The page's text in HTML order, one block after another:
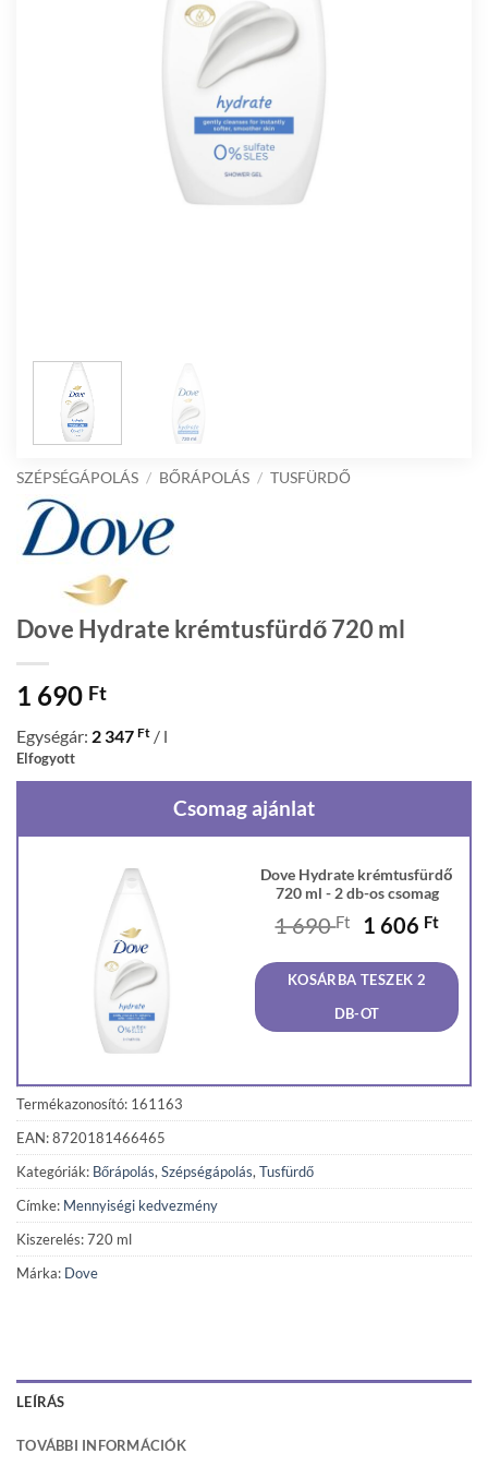
SZÉPSÉGÁPOLÁS / BŐRÁPOLÁS / TUSFÜRDŐ
Dove Hydrate krémtusfürdő 720 ml
1 690 Ft
Egységár: 2 347 Ft / l
Elfogyott
Csomag ajánlat
Dove Hydrate krémtusfürdő
720 ml - 2 db-os csomag
1 690Ft
Original
was:
1
690 Ft.
1 606 Ft
is:
606
KOSÁRBA TESZEK 2
DB-OT
Termékazonosító: 161163
EAN: 8720181466465
Kategóriák: Bőrápolás, Szépségápolás, Tusfürdő
Címke: Mennyiségi kedvezmény
Kiszerelés: 720 ml
Márka: Dove
LEÍRÁS
TOVÁBBI INFORMÁCIÓK